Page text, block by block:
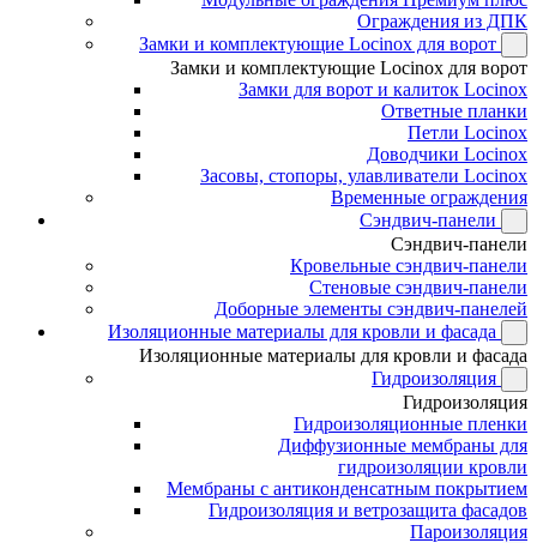
Ограждения из ДПК
Замки и комплектующие Locinox для ворот
Замки и комплектующие Locinox для ворот
Замки для ворот и калиток Locinox
Ответные планки
Петли Locinox
Доводчики Locinox
Засовы, стопоры, улавливатели Locinox
Временные ограждения
Сэндвич-панели
Сэндвич-панели
Кровельные сэндвич-панели
Стеновые сэндвич-панели
Доборные элементы сэндвич-панелей
Изоляционные материалы для кровли и фасада
Изоляционные материалы для кровли и фасада
Гидроизоляция
Гидроизоляция
Гидроизоляционные пленки
Диффузионные мембраны для
гидроизоляции кровли
Мембраны с антиконденсатным покрытием
Гидроизоляция и ветрозащита фасадов
Пароизоляция